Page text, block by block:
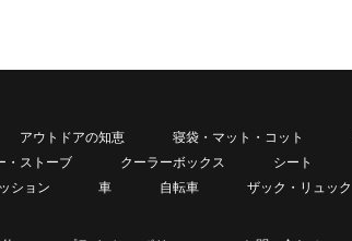
アウトドアの知恵 寝袋・マット・コット
・ストーブ クーラーボックス シート
ション
車 自転車 ザック・リュック